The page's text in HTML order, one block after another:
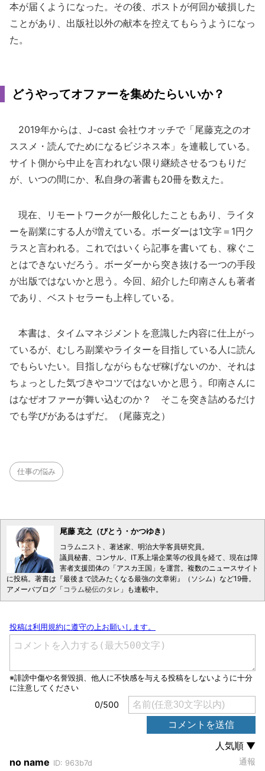
本が届くようになった。その後、ポストが何回か破損した
ことがあり、出版社以外の献本を控えてもらうようになっ
た。
どうやってオファーを集めたらいいか？
2019年からは、J-cast 会社ウオッチで「尾藤克之のオ
ススメ・読んでためになるビジネス本」を連載している。
サイト側から中止を言われない限り継続させるつもりだ
が、いつの間にか、私自身の著書も20冊を数えた。
現在、リモートワークが一般化したこともあり、ライタ
ーを副業にする人が増えている。ボーダーは1文字＝1円ク
ラスと言われる。これではいくら記事を書いても、稼ぐこ
とはできないだろう。ボーダーから突き抜ける一つの手段
が出版ではないかと思う。今回、紹介した印南さんも著者
であり、ベストセラーも上梓している。
本書は、タイムマネジメントを意識した内容に仕上がっ
ているが、むしろ副業やライターを目指している人に読ん
でもらいたい。目指しながらもなぜ稼げないのか、それは
ちょっとした気づきやコツではないかと思う。印南さんに
はなぜオファーが舞い込むのか？ そこを突き詰めるだけ
でも学びがあるはずだ。（尾藤克之）
仕事の悩み
尾藤 克之（びとう・かつゆき）
コラムニスト、著述家、明治大学客員研究員。
議員秘書、コンサル、IT系上場企業等の役員を経て、現在は障
害者支援団体の「アスカ王国」を運営。複数のニュースサイト
に投稿。著書は『最後まで読みたくなる最強の文章術』（ソシム）など19冊。
アメーバブログ「コラム秘伝のタレ 」も連載中。